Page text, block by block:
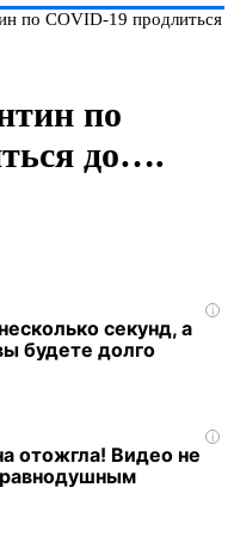
по COVID-19 продлиться
по
до….
i
секунд, а
будете долго
i
отожгла! Видео не